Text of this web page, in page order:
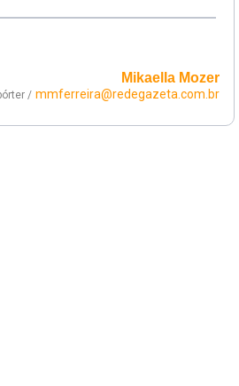
Mikaella Mozer
/ mmferreira@redegazeta.com.br